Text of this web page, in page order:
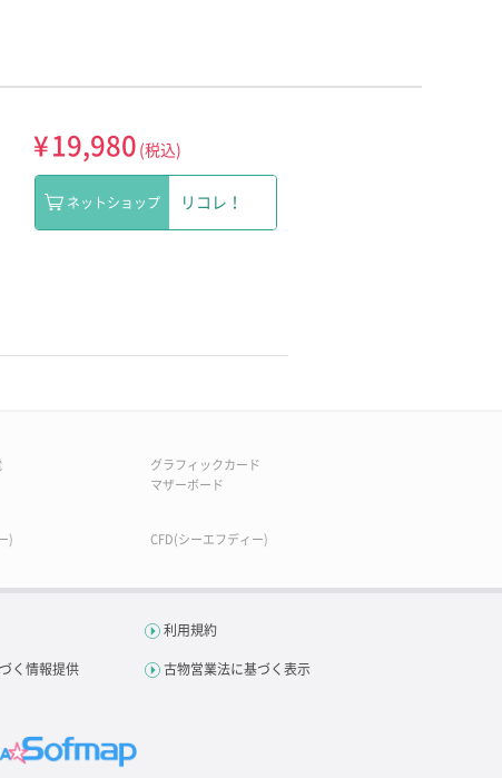
¥19,980 (税込)
ネットショップ リコレ！
グラフィックカード
マザーボード
)
CFD(シーエフディー)
利用規約
く情報提供 古物営業法に基づく表示